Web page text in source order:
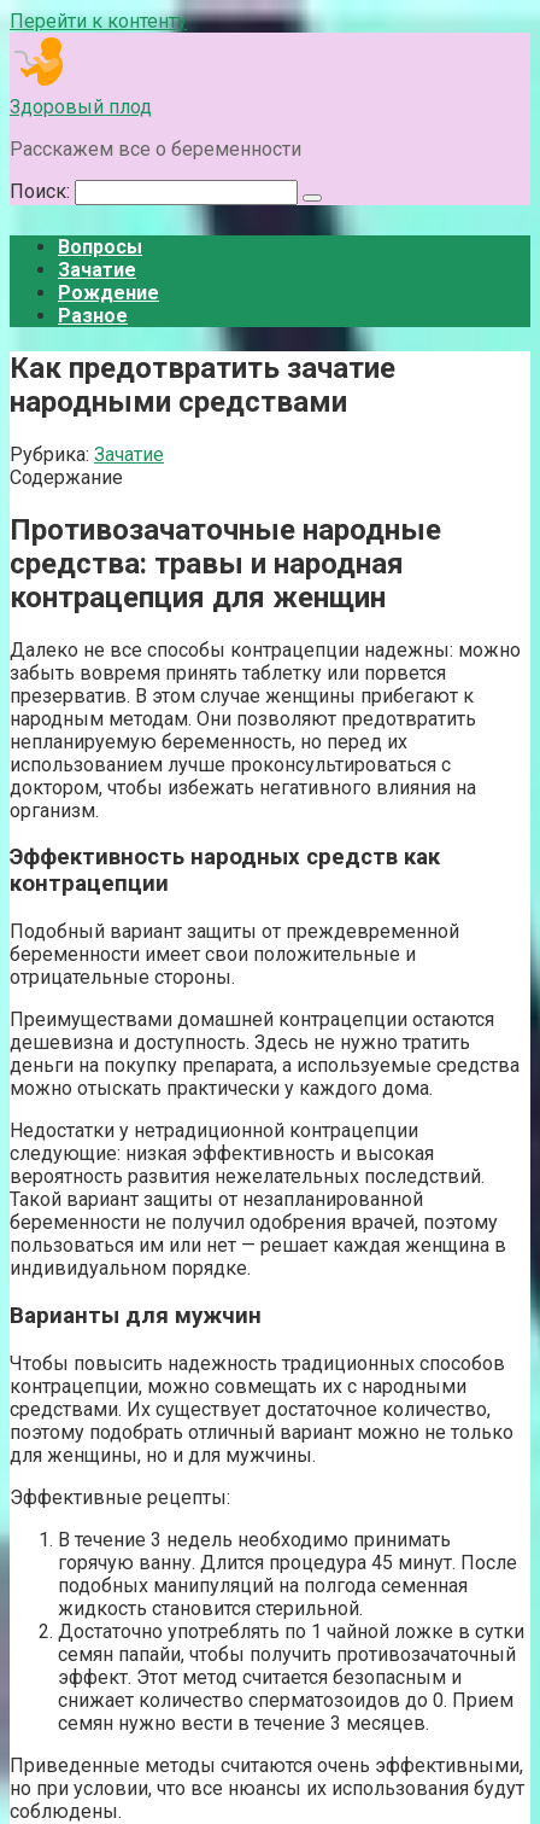
Перейти к контенту
Здоровый плод
Расскажем все о беременности
Поиск:
Вопросы
Зачатие
Рождение
Разное
Как предотвратить зачатие
народными средствами
Рубрика: Зачатие
Содержание
Противозачаточные народные
средства: травы и народная
контрацепция для женщин
Далеко не все способы контрацепции надежны: можно
забыть вовремя принять таблетку или порвется
презерватив. В этом случае женщины прибегают к
народным методам. Они позволяют предотвратить
непланируемую беременность, но перед их
использованием лучше проконсультироваться с
доктором, чтобы избежать негативного влияния на
организм.
Эффективность народных средств как
контрацепции
Подобный вариант защиты от преждевременной
беременности имеет свои положительные и
отрицательные стороны.
Преимуществами домашней контрацепции остаются
дешевизна и доступность. Здесь не нужно тратить
деньги на покупку препарата, а используемые средства
можно отыскать практически у каждого дома.
Недостатки у нетрадиционной контрацепции
следующие: низкая эффективность и высокая
вероятность развития нежелательных последствий.
Такой вариант защиты от незапланированной
беременности не получил одобрения врачей, поэтому
пользоваться им или нет — решает каждая женщина в
индивидуальном порядке.
Варианты для мужчин
Чтобы повысить надежность традиционных способов
контрацепции, можно совмещать их с народными
средствами. Их существует достаточное количество,
поэтому подобрать отличный вариант можно не только
для женщины, но и для мужчины.
Эффективные рецепты:
В течение 3 недель необходимо принимать
горячую ванну. Длится процедура 45 минут. После
подобных манипуляций на полгода семенная
жидкость становится стерильной.
Достаточно употреблять по 1 чайной ложке в сутки
семян папайи, чтобы получить противозачаточный
эффект. Этот метод считается безопасным и
снижает количество сперматозоидов до 0. Прием
семян нужно вести в течение 3 месяцев.
Приведенные методы считаются очень эффективными,
но при условии, что все нюансы их использования будут
соблюдены.